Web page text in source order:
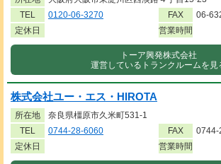
TEL
0120-06-3270 FAX
06-
定休日
営業時間
トーア興発株式会社
運営しているトランクルームを見
株式会社ユー・エス・HIROTA
所在地
奈良県橿原市久米町531-1
TEL
0744-28-6060 FAX
0744-
定休日
営業時間